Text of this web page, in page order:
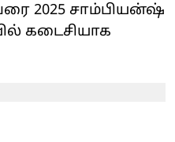
2025 சாம்பியன்ஷ்
கடைசியாக